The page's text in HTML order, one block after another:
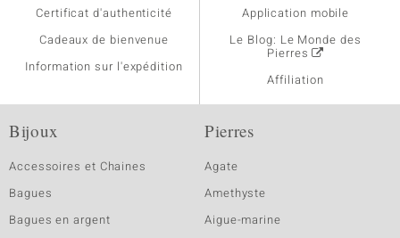
Certificat d'authenticité
Cadeaux de bienvenue
Information sur l'expédition
Application mobile
Le Blog: Le Monde des
Pierres
Affiliation
Bijoux
Accessoires et Chaines
Bagues
Bagues en argent
Pierres
Agate
Amethyste
Aigue-marine